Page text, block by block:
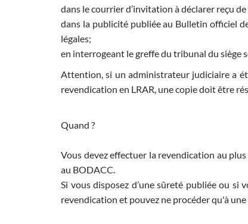
dans le courrier d’invitation à déclarer reçu
dans la publicité publiée au Bulletin officiel
légales;
en interrogeant le greffe du tribunal du siège
Attention, si un administrateur judiciaire a
revendication en LRAR, une copie doit être
Quand ?
Vous devez effectuer la revendication au
au BODACC.
Si vous disposez d’une sûreté publiée ou
revendication et pouvez ne procéder qu'à